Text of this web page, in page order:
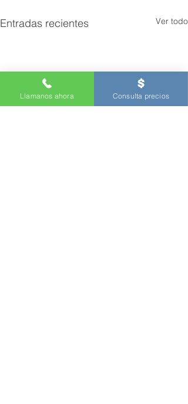
Entradas recientes Ver todo
Llamanos ahora Consulta precios